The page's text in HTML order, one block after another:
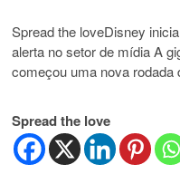
Spread the loveDisney
alerta no setor de mídia A
começou uma nova
Spread the love